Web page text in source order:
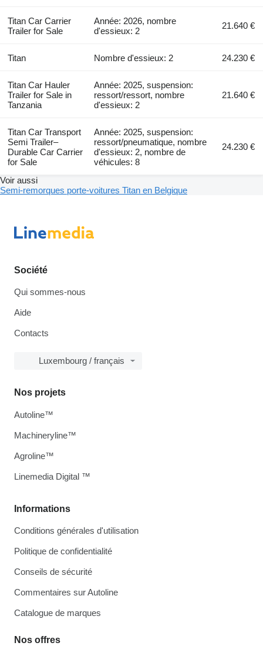
Titan Car Carrier
Trailer for Sale
Année: 2026, nombre
d'essieux: 2
21.640 €
Titan Nombre d'essieux: 2 24.230 €
Titan Car Hauler
Trailer for Sale in
Tanzania
Année: 2025, suspension:
ressort/ressort, nombre
d'essieux: 2
21.640 €
Titan Car Transport
Semi Trailer–
Durable Car Carrier
for Sale
Année: 2025, suspension:
ressort/pneumatique, nombre
d'essieux: 2, nombre de
véhicules: 8
24.230 €
Voir aussi
Semi-remorques porte-voitures Titan en Belgique
Société
Qui sommes-nous
Aide
Contacts
Luxembourg / français
Informations
Conditions générales d'utilisation
Politique de confidentialité
Conseils de sécurité
Commentaires sur Autoline
Catalogue de marques
Nos offres
Nos projets
Autoline™
Machineryline™
Agroline™
Linemedia Digital ™